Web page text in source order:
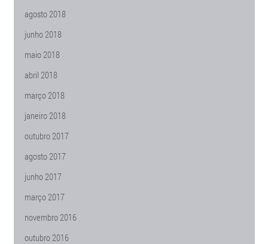
agosto 2018
junho 2018
maio 2018
abril 2018
março 2018
janeiro 2018
outubro 2017
agosto 2017
junho 2017
março 2017
novembro 2016
outubro 2016